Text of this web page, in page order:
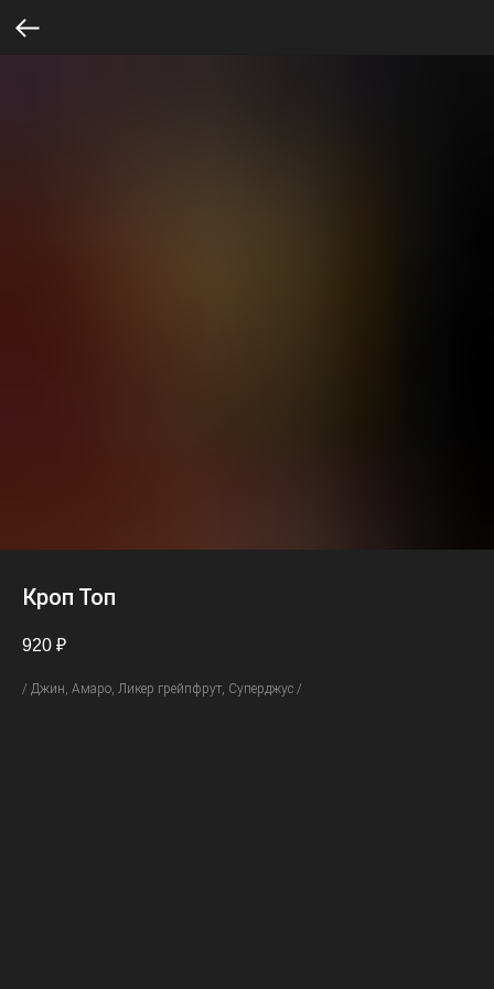
Кроп Топ
920 ₽
/ Джин, Амаро, Ликер грейпфрут, Суперджус /